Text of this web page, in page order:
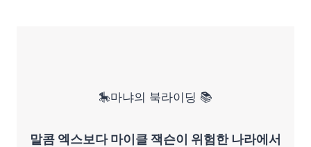
🎠마냐의 북라이딩 📚
말콤 엑스보다 마이클 잭슨이 위험한 나라에서